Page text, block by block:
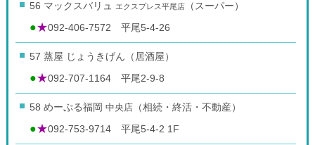
56 マックスバリュ エクスプレス平尾店（スーパー）
●★092-406-7572 平尾5-4-26
57 蒸屋 じょうきげん（居酒屋）
●★092-707-1164 平尾2-9-8
58 めーぷる福岡 中央店（相続・終活・不動産）
●★092-753-9714 平尾5-4-2 1F